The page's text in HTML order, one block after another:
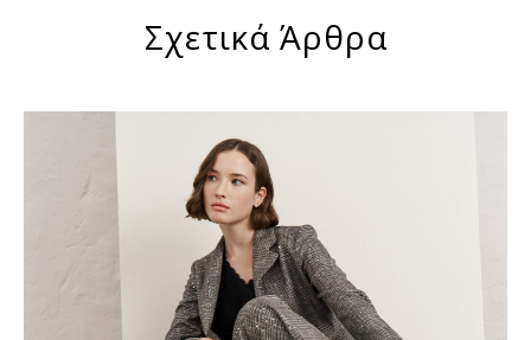
Σχετικά Άρθρα